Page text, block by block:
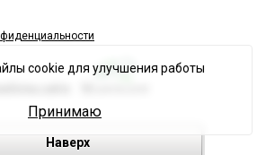
сайта
Наверх
cookie для улучшения работы
Принимаю